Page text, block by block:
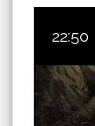
22:50